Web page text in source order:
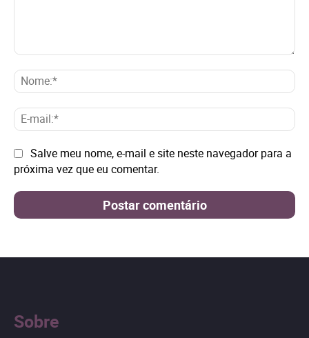
E-
Site: Salve meu nome, e-mail e site neste navegador para a
próxima vez que eu comentar.
Sobre